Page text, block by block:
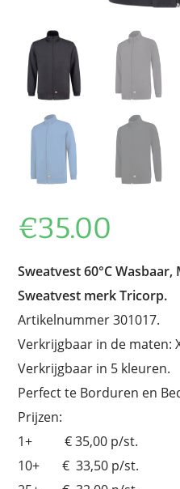
€35.00
Sweatvest 60°C
Sweatvest merk Tricorp.
Artikelnummer 301017.
Verkrijgbaar in de maten:
Verkrijgbaar in 5 kleuren.
Perfect te Borduren en
Prijzen:
1+ € 35,00 p/st.
10+ € 33,50 p/st.